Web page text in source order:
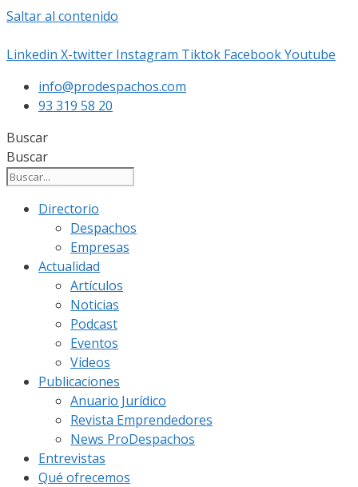
Saltar al contenido
Linkedin X-twitter Instagram Tiktok FacebookYoutube
info@prodespachos.com
93 319 58 20
Buscar
Buscar
Directorio
Despachos
Empresas
Actualidad
Artículos
Noticias
Podcast
Eventos
Vídeos
Publicaciones
Anuario Jurídico
Revista Emprendedores
News ProDespachos
Entrevistas
Qué ofrecemos